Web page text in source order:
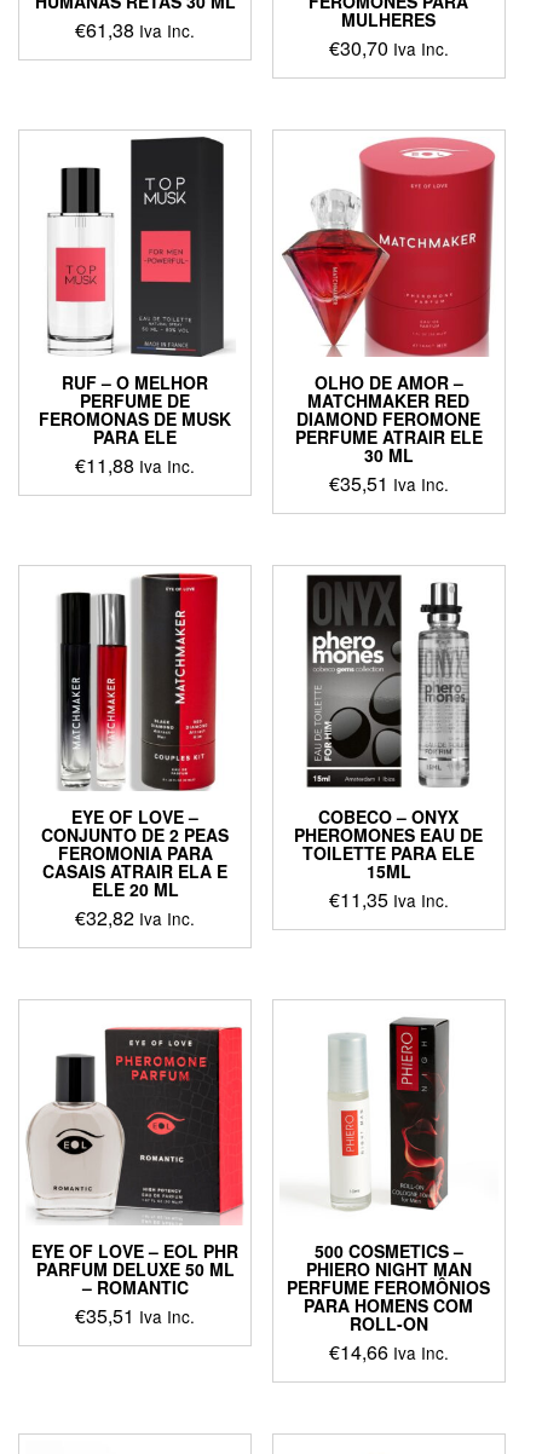
€61,38 Iva Inc. MULHERES
€30,70 Iva Inc.
RUF – O MELHOR
PERFUME DE
FEROMONAS DE MUSK
PARA ELE
€11,88 Iva Inc.
OLHO DE AMOR –
MATCHMAKER RED
DIAMOND FEROMONE
PERFUME ATRAIR ELE
30 ML
€35,51 Iva Inc.
EYE OF LOVE –
CONJUNTO DE 2 PEAS
FEROMONIA PARA
CASAIS ATRAIR ELA E
ELE 20 ML
€32,82 Iva Inc.
COBECO – ONYX
PHEROMONES EAU DE
TOILETTE PARA ELE
15ML
€11,35 Iva Inc.
EYE OF LOVE – EOL PHR
PARFUM DELUXE 50 ML
– ROMANTIC
€35,51 Iva Inc.
500 COSMETICS –
PHIERO NIGHT MAN
PERFUME FEROMÔNIOS
PARA HOMENS COM
ROLL-ON
€14,66 Iva Inc.